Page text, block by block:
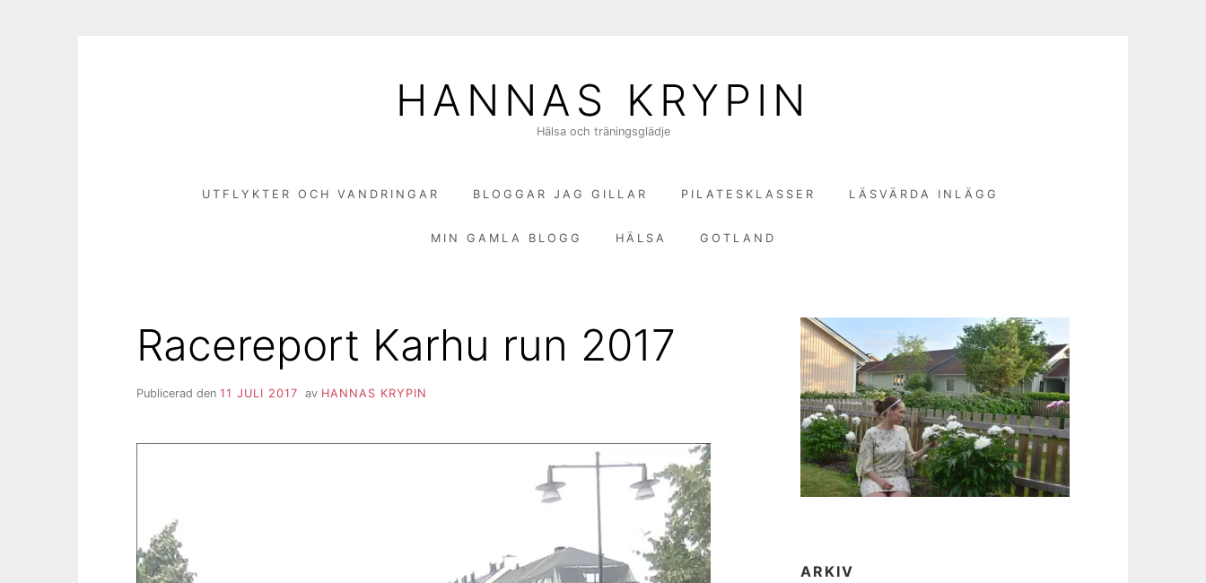
HANNAS KRYPIN
Hälsa och träningsglädje
UTFLYKTER OCH VANDRINGAR BLOGGAR JAG GILLAR PILATESKLASSER LÄSVÄRDA INLÄGG
MIN GAMLA BLOGG HÄLSA GOTLAND
Racereport Karhu run 2017
Publicerad den 11 JULI 2017 av HANNAS KRYPIN
ARKIV